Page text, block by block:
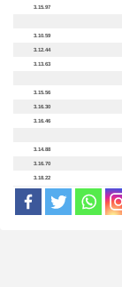
3.15.97
3.10.59
3.12.44
3.13.63
3.15.56
3.16.30
3.16.46
3.14.88
3.16.70
3.18.22